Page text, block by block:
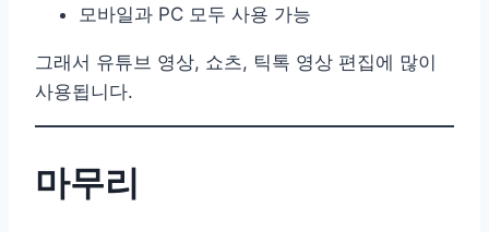
모바일과 PC 모두 사용 가능
그래서 유튜브 영상, 쇼츠, 틱톡 영상 편집에 많이
사용됩니다.
마무리